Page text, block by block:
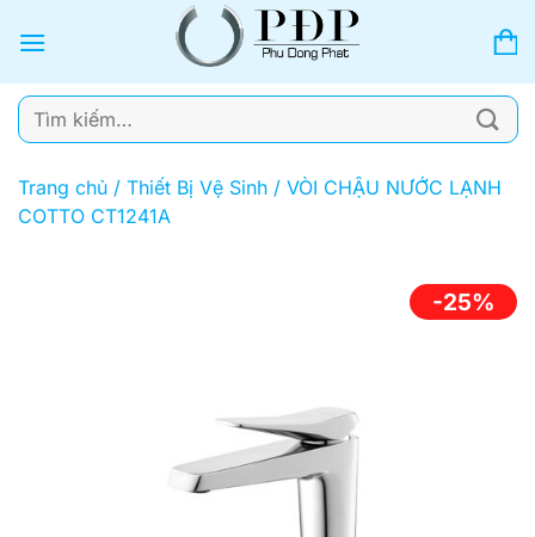
qua
dung
Tìm
kiếm:
Trang chủ / Thiết Bị Vệ Sinh / VÒI CHẬU NƯỚC LẠNH
COTTO CT1241A
-25%